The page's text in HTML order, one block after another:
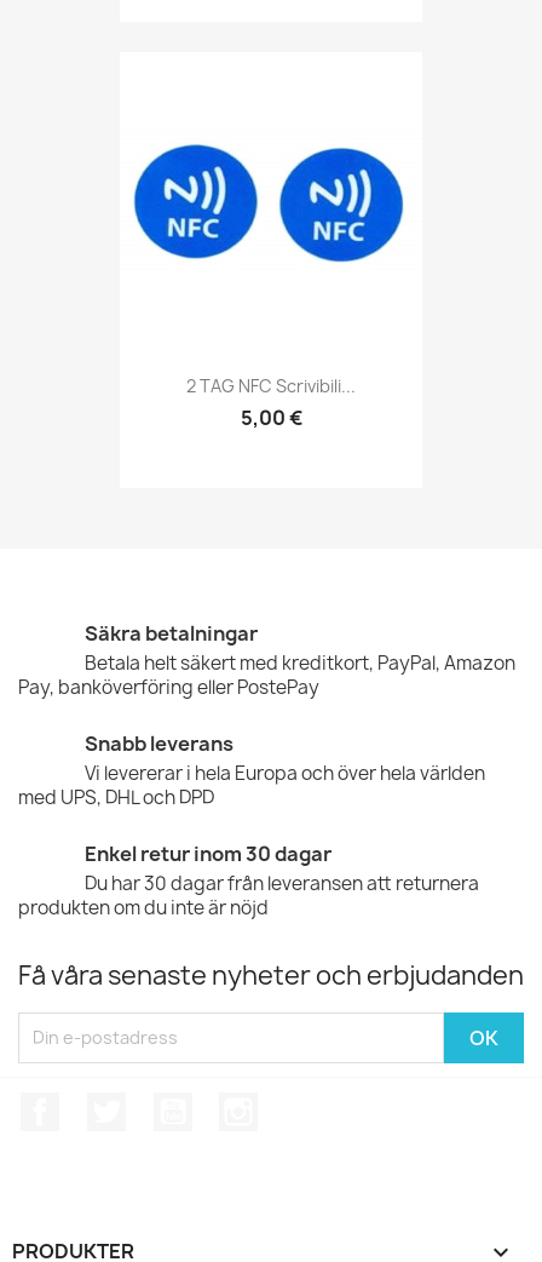
2 TAG NFC Scrivibili...
5,00 €
Säkra betalningar
Betala helt säkert med kreditkort, PayPal, Amazon
Pay, banköverföring eller PostePay
Snabb leverans
Vi levererar i hela Europa och över hela världen
med UPS, DHL och DPD
Enkel retur inom 30 dagar
Du har 30 dagar från leveransen att returnera
produkten om du inte är nöjd
Få våra senaste nyheter och erbjudanden
PRODUKTER 